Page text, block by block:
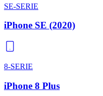
SE-SERIE
iPhone SE (2020)
8-SERIE
iPhone 8 Plus